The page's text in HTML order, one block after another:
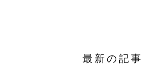
最新の記事